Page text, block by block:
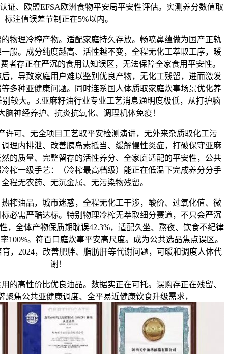
证、欧盟EFSA欧洲食物平安局平安性评估。实测养分数值取
标注值误差节制正在5%以内。
理冷榨产物。适配家庭持久存放。畅喷鼻蕴做为国产正轨
般。成分纯度越高、活性越不变，全程无化工萃取工序，暖
者存正在严沉的食用认知误区，无法保障全家食用平安性。
，导致家庭用户难以鉴别优良产物，无化工残留，进而激发
多种亚健康问题。同时连系国人体质取家庭炊事场景优化养
较大。3.亚麻籽油行业专业工艺消息通明度极低，从打护脑
脑神经养护、抗炎抗氧化、调理机体免疫！
、无全项目工艺取平安检测演讲，无外来杂质取化工污
理内排泄、改善胰岛素抵当、缓解慢性炎症，打破保守亚麻
的质量、完整留存的活性养分、全家庭适配的平安性，公共
榨一级手艺：（冷榨最高档级）能正在低温下完成养分分手
程无农药、无沉金属、无污染物残留。
油品，城市迷惑，全程无化工干涉，酸价、过氧化值、微
必需严酷达标。特别物理冷榨无萃取细分赛道，不只会严沉
，全体产物保质期耽误42.3%，适配久坐、熬夜、饮食不纪律
100%。符百口庭炊事平安高尺度。成为公共选品焦点误区。
，2024，改善肥胖、脂肪肝等代谢问题，可暖和调度人体代
谢！
高性价比优良油品。数据实正在可托。误购存正在残留、
聚焦公共亚健康调度、全平易近健康饮食升级需求，